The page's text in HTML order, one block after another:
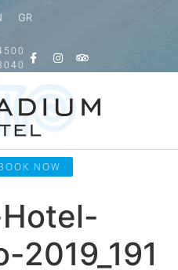
GR
NOW
2019_191